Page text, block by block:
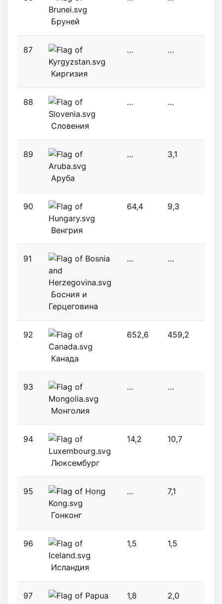
Бруней
87
Киргизия
… …
88
Словения
… …
89
Аруба
… 3,1
90
Венгрия
64,4 9,3
91
Босния и
Герцеговина
… …
92
Канада
652,6 459,2
93
Монголия
… …
94
Люксембург
14,2 10,7
95
Гонконг
… 7,1
96
Исландия
1,5 1,5
97 1,8 2,0